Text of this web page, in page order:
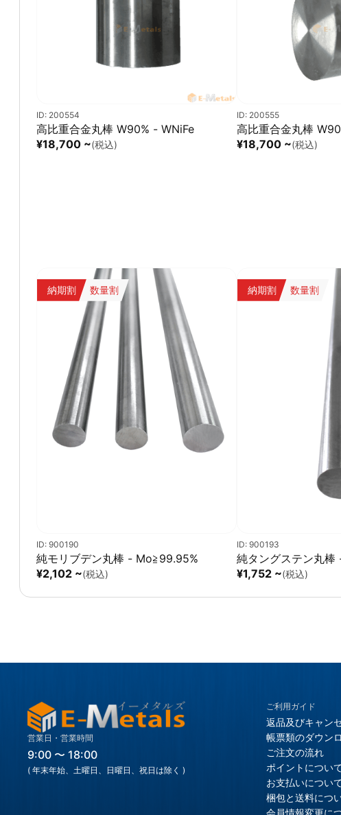
ID: 200554
高比重合金丸棒 W90% - WNiFe
¥18,700 ~(税込)
ID: 200555
高比重合金丸棒
¥18,700 ~(税込)
納期割 数量割
ID: 900190
純モリブデン丸棒 - Mo≧99.95%
¥2,102 ~(税込)
納期割 数量割
ID: 900193
純タングステン丸
¥1,752 ~(税込)
営業日・営業時間
9:00 〜 18:00
( 年末年始、土曜日、日曜日、祝日は除く )
ご利用ガイド
返品及びキャン
帳票類のダウン
ご注文の流れ
ポイントについ
お支払いについ
梱包と送料につ
会員情報変更に